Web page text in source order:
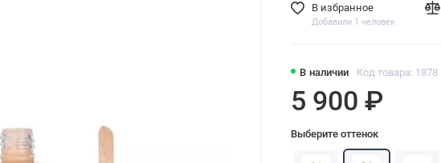
В наличии Код товара: 1878
5 900 ₽
Выберите оттенок
В избранное
Добавили 1 человек